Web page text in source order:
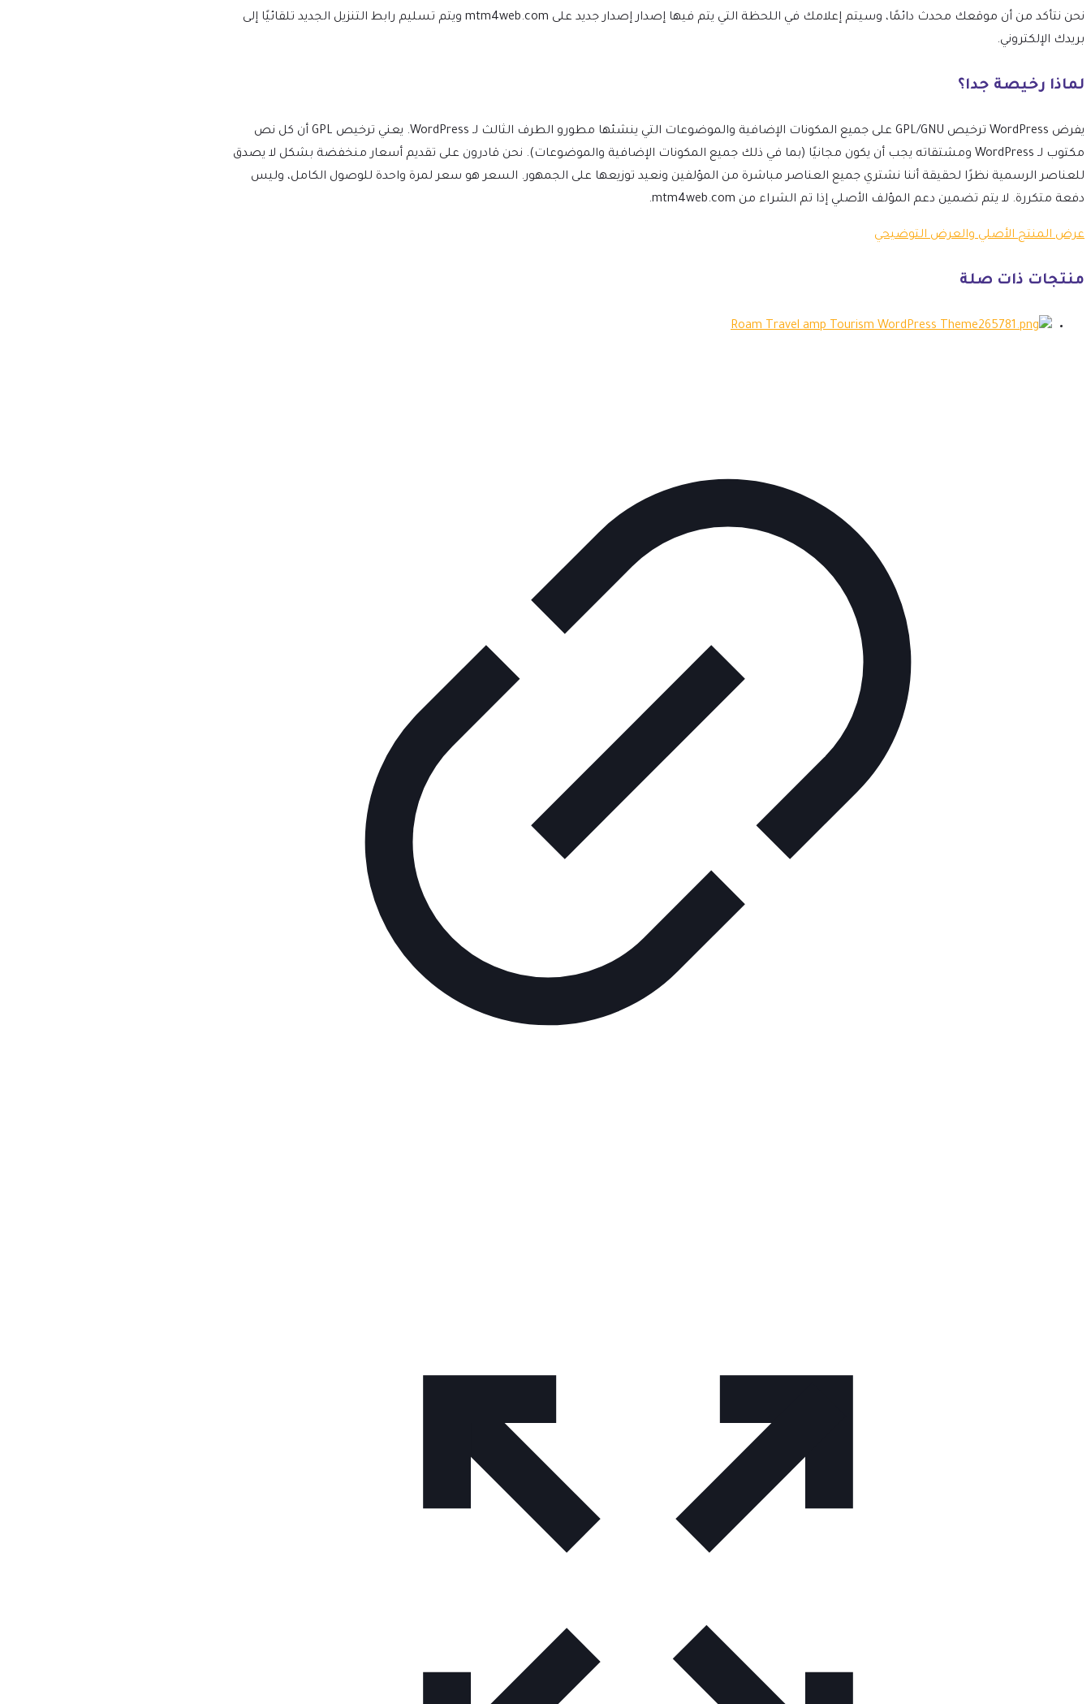
نحن نتأكد من أن موقعك محدث دائمًا، وسيتم إعلامك في اللحظة التي يتم فيها إصدار إصدار جديد على mtm4web.com ويتم تسليم رابط التنزيل الجديد تلقائيًا إلى
بريدك الإلكتروني.
لماذا رخيصة جدا؟
يفرض WordPress ترخيص GPL/GNU على جميع المكونات الإضافية والموضوعات التي ينشئها مطورو الطرف الثالث لـ WordPress. يعني ترخيص GPL أن كل نص
مكتوب لـ WordPress ومشتقاته يجب أن يكون مجانيًا (بما في ذلك جميع المكونات الإضافية والموضوعات). نحن قادرون على تقديم أسعار منخفضة بشكل لا يصدق
للعناصر الرسمية نظرًا لحقيقة أننا نشتري جميع العناصر مباشرة من المؤلفين ونعيد توزيعها على الجمهور. السعر هو سعر لمرة واحدة للوصول الكامل، وليس
دفعة متكررة. لا يتم تضمين دعم المؤلف الأصلي إذا تم الشراء من mtm4web.com.
عرض المنتج الأصلي والعرض التوضيحي
منتجات ذات صلة